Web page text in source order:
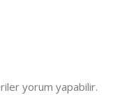
yorum yapabilir.